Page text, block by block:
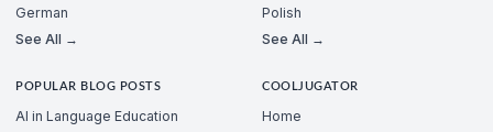
German
See All →
Polish
See All →
POPULAR BLOG POSTS
AI in Language Education
COOLJUGATOR
Home